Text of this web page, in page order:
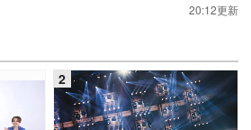
20:12更新